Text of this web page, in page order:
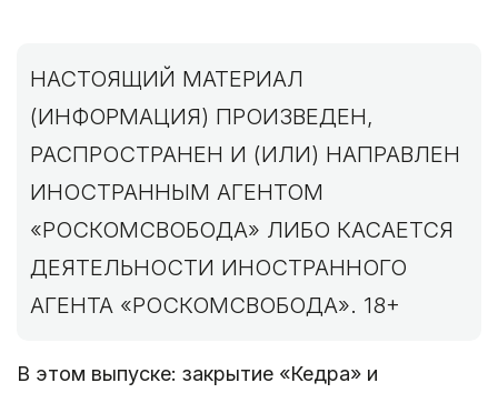
НАСТОЯЩИЙ МАТЕРИАЛ
(ИНФОРМАЦИЯ) ПРОИЗВЕДЕН,
РАСПРОСТРАНЕН И (ИЛИ) НАПРАВЛЕН
ИНОСТРАННЫМ АГЕНТОМ
«РОСКОМСВОБОДА» ЛИБО КАСАЕТСЯ
ДЕЯТЕЛЬНОСТИ ИНОСТРАННОГО
АГЕНТА «РОСКОМСВОБОДА». 18+
В этом выпуске: закрытие «Кедра» и